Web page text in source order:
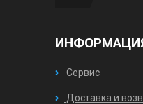
Сервис
Доставка и